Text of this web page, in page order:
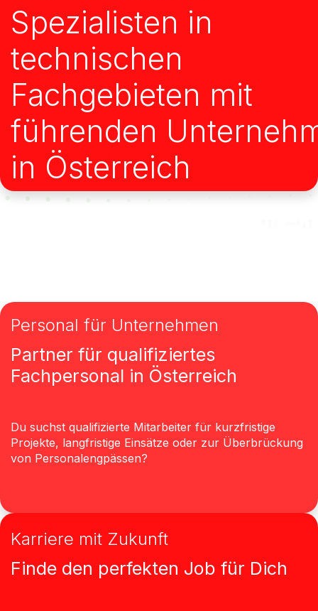
Spezialisten in
technischen
Fachgebieten mit
führenden
in Österreich
Personal für Unternehmen
Partner für qualifiziertes
Fachpersonal in Österreich
Du suchst qualifizierte Mitarbeiter für kurzfristige
Projekte, langfristige Einsätze oder zur Überbrückung
von Personalengpässen?
Karriere mit Zukunft
Finde den perfekten Job für Dich